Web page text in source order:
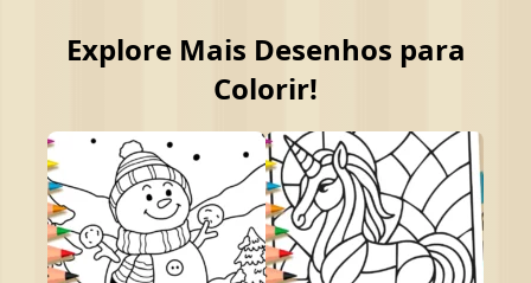
Explore Mais Desenhos para
Colorir!